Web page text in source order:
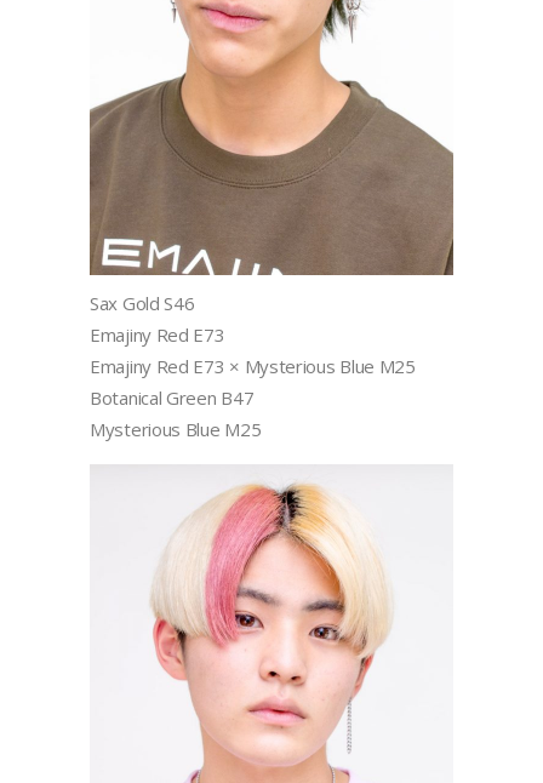
Sax Gold S46
Emajiny Red E73
Emajiny Red E73 × Mysterious Blue M25
Botanical Green B47
Mysterious Blue M25